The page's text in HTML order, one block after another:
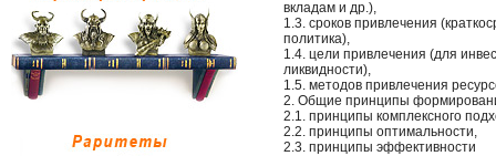
вкладам и др.),
1.3. сроков привлечения
политика),
1.4. цели привлечения (для
ликвидности),
1.5. методов привлечения
2. Общие принципы
2.1. принципы комплексного
2.2. принципы оптимальности,
2.3. принципы эффективности